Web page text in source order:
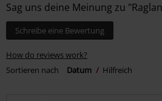
Sag uns deine Meinung zu
Schreibe eine Bewertung
How do reviews work?
Sortieren nach
Datum Hilfreich